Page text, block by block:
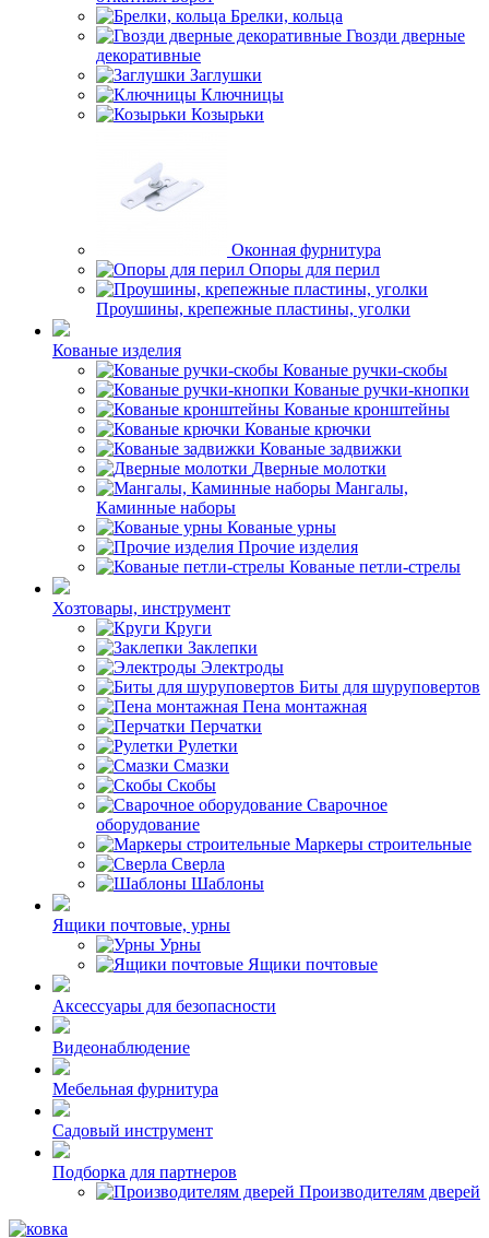
Брелки, кольца
Гвозди дверные
декоративные
Заглушки
Ключницы
Козырьки
Оконная фурнитура
Опоры для перил
Проушины, крепежные пластины, уголки
Кованые изделия
Кованые ручки-скобы
Кованые ручки-кнопки
Кованые кронштейны
Кованые крючки
Кованые задвижки
Дверные молотки
Мангалы,
Каминные наборы
Кованые урны
Прочие изделия
Кованые петли-стрелы
Хозтовары, инструмент
Круги
Заклепки
Электроды
Биты для шуруповертов
Пена монтажная
Перчатки
Рулетки
Смазки
Скобы
Сварочное
оборудование
Маркеры строительные
Сверла
Шаблоны
Ящики почтовые, урны
Урны
Ящики почтовые
Аксессуары для безопасности
Видеонаблюдение
Мебельная фурнитура
Садовый инструмент
Подборка для партнеров
Производителям дверей